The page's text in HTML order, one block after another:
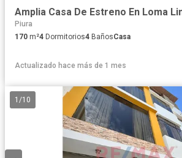
Piura
170 m²4 Dormitorios4 BañosCasa
Actualizado hace más de 1 mes
1 /10